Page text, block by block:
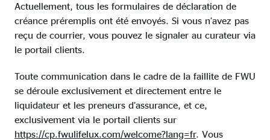
Actuellement, tous les formulaires de déclaration de
créance préremplis ont été envoyés. Si vous n’avez pas
reçu de courrier, vous pouvez le signaler au curateur via
le portail clients.
Toute communication dans le cadre de la faillite de FWU
se déroule exclusivement et directement entre le
liquidateur et les preneurs d’assurance, et ce,
exclusivement via le portail clients sur
https://cp.fwulifelux.com/welcome?lang=fr. Vous